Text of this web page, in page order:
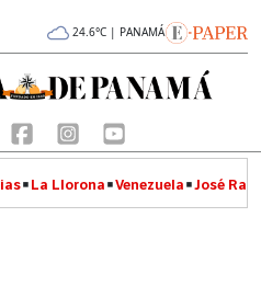
24.6°C | PANAMÁ
La Llorona Venezuela José